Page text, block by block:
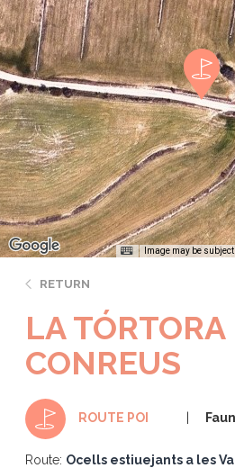
Image may be
RETURN
LA TÓRTORA
CONREUS
ROUTE POI
Route: Ocells estiuejants a les